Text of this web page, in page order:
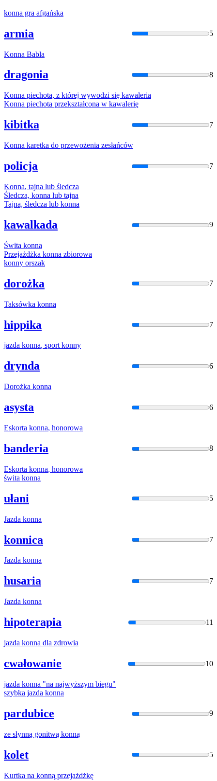
konna gra afgańska
armia 5
Konna Babla
dragonia 8
Konna piechota, z której wywodzi się kawaleria
Konna piechota przekształcona w kawalerię
kibitka 7
Konna karetka do przewożenia zesłańców
policja 7
Konna, tajna lub śledcza
Śledcza, konna lub tajna
Tajna, śledcza lub konna
kawalkada 9
Świta konna
Przejażdżka konna zbiorowa
konny orszak
dorożka 7
Taksówka konna
hippika 7
jazda konna, sportkonny
drynda 6
Dorożka konna
asysta 6
Eskorta konna, honorowa
banderia 8
Eskorta konna, honorowa
świta konna
ułani 5
Jazda konna
konnica 7
Jazda konna
husaria 7
Jazda konna
hipoterapia 11
jazda konna dla zdrowia
cwałowanie 10
jazda konna "na najwyższym biegu"
szybka jazda konna
pardubice 9
ze słynną gonitwą konną
kolet 5
Kurtka na konną przejażdżkę